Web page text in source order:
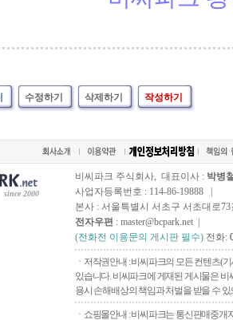
수정하기 삭제하기 작성하기
since 2000
비씨파크 주식회사, 대표이사 : 박병
사업자등록번호 : 114-86-19888 |
본사 : 서울특별시 서초구 서초대로73
전자우편 : master@bcpark.net |
(전화전 이용문의 게시판 필수) 전화:
ㆍ저작권안내 : 비씨파크의 모든 컨텐츠(
있습니다. 비씨파크에 게재된 게시물은
용시 손해배상의 책임과 처벌을 받을 수
ㆍ쇼핑몰안내 : 비씨파크는 통신판매중개